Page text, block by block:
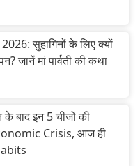
सुहागिनों के लिए क्यों
जानें मां पार्वती की कथा
बाद इन 5 चीजों की
Crisis, आज ही